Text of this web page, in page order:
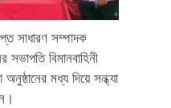
সাধারণ সম্পাদক
বিমানবাহিনী
মধ্য দিয়ে সন্ধ্যা